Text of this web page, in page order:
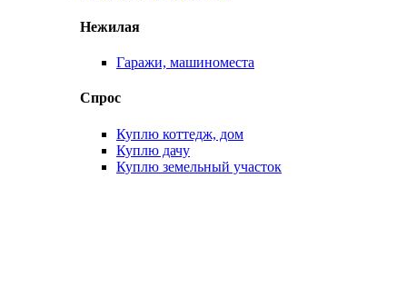
Нежилая
Гаражи, машиноместа
Спрос
Куплю коттедж, дом
Куплю дачу
Куплю земельный участок